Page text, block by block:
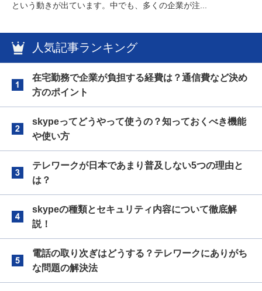
という動きが出ています。中でも、多くの企業が注...
人気記事ランキング
在宅勤務で企業が負担する経費は？通信費など決め
方のポイント
skypeってどうやって使うの？知っておくべき機能
や使い方
テレワークが日本であまり普及しない5つの理由と
は？
skypeの種類とセキュリティ内容について徹底解
説！
電話の取り次ぎはどうする？テレワークにありがち
な問題の解決法